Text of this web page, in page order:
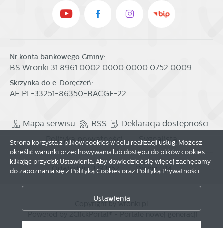
Nr konta bankowego Gminy:
BS Wronki 31 8961 0002 0000 0000 0752 0009
Skrzynka do e-Doręczeń:
AE:PL-33251-86350-BACGE-22
Mapa serwisu RSS
Deklaracja dostępności
Polityka prywatności
Sygnalista
Odwiedzin: 3793852 Online: 314
Strona korzysta z plików cookies w celu realizacji usług. Możesz
określić warunki przechowywania lub dostępu do plików cookies
klikając przycisk Ustawienia. Aby dowiedzieć się więcej zachęcamy
do zapoznania się z Polityką Cookies oraz Polityką Prywatności.
Ustawienia
Zapisz wybrane
Zezwól na wszystkie